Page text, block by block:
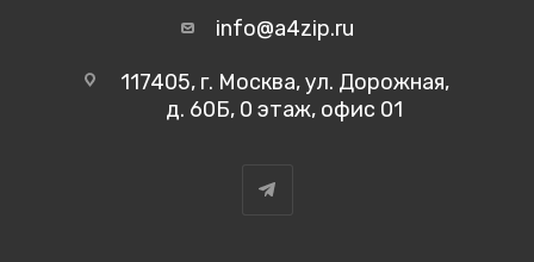
info@a4zip.ru
117405, г. Москва, ул. Дорожная,
д. 60Б, 0 этаж, офис 01